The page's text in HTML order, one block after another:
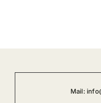
Mail: